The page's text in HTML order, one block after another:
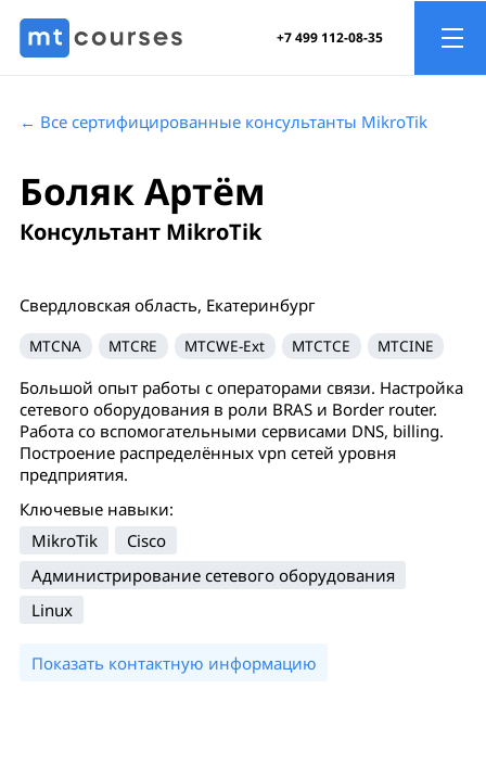
+7 499 112-08-35
← Все сертифицированные консультанты MikroTik
Боляк Артём
Консультант MikroTik
Свердловская область, Екатеринбург
MTCNA MTCRE MTCWE-Ext MTCTCE MTCINE
Большой опыт работы с операторами связи. Настройка
сетевого оборудования в роли BRAS и Border router.
Работа со вспомогательными сервисами DNS, billing.
Построение распределённых vpn сетей уровня
предприятия.
Ключевые навыки:
MikroTik
Cisco
Администрирование сетевого оборудования
Linux
Показать контактную информацию